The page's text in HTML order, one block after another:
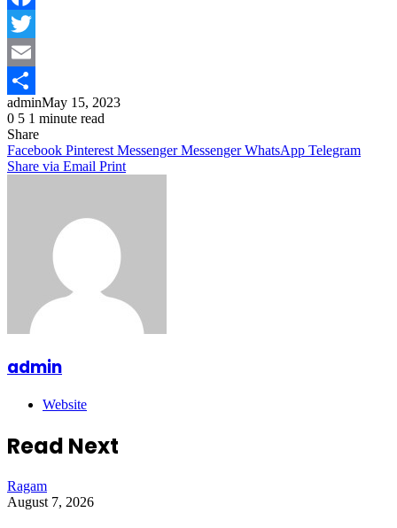
Facebook
Twitter
Email
Share
adminMay 15, 2023
0 5 1 minute read
Share
Facebook Pinterest Messenger Messenger WhatsApp Telegram
Share via Email Print
admin
Website
Read Next
Ragam
August 7, 2026